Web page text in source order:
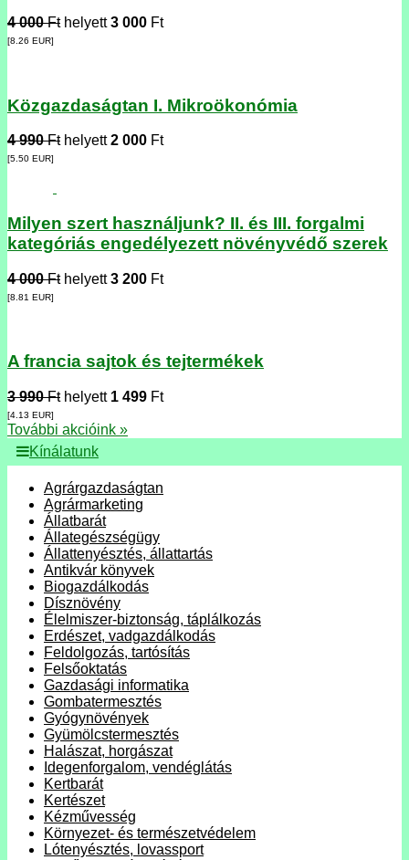
4 000 Fthelyett3 000 Ft
[8.26 EUR]
Közgazdaságtan I. Mikroökonómia
4 990 Fthelyett2 000 Ft
[5.50 EUR]
Milyen szert használjunk? II. és III. forgalmi
kategóriás engedélyezett növényvédő szerek
4 000 Fthelyett3 200 Ft
[8.81 EUR]
A francia sajtok és tejtermékek
3 990 Fthelyett 1 499 Ft
[4.13 EUR]
További akcióink »
Kínálatunk
Agrárgazdaságtan
Agrármarketing
Állatbarát
Állategészségügy
Állattenyésztés, állattartás
Antikvár könyvek
Biogazdálkodás
Dísznövény
Élelmiszer-biztonság, táplálkozás
Erdészet, vadgazdálkodás
Feldolgozás, tartósítás
Felsőoktatás
Gazdasági informatika
Gombatermesztés
Gyógynövények
Gyümölcstermesztés
Halászat, horgászat
Idegenforgalom, vendéglátás
Kertbarát
Kertészet
Kézművesség
Környezet- és természetvédelem
Lótenyésztés, lovassport